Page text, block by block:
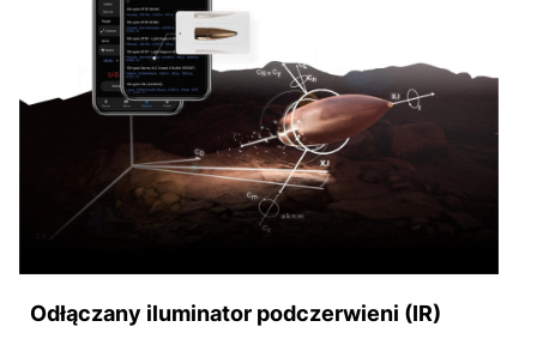
Odłączany iluminator podczerwieni (IR)